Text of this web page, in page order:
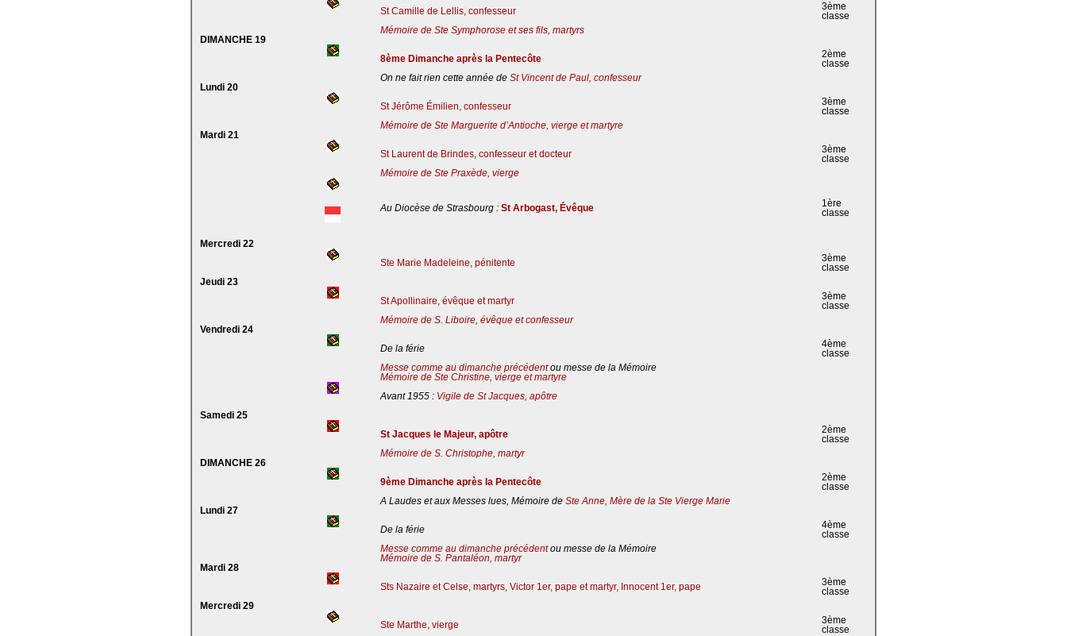
St Camille de Lellis, confesseur
3ème
classe
Mémoire de Ste Symphorose et ses fils, martyrs
DIMANCHE 19
8ème Dimanche après la Pentecôte
2ème
classe
On ne fait rien cette année de St Vincent de Paul, confesseur
Lundi 20
St Jérôme Émilien, confesseur
3ème
classe
Mémoire de Ste Marguerite d’Antioche, vierge et martyre
Mardi 21
St Laurent de Brindes, confesseur et docteur
3ème
classe
Mémoire de Ste Praxède, vierge
Au Diocèse de Strasbourg : St Arbogast, Évêque
1ère
classe
Mercredi 22
Ste Marie Madeleine, pénitente
3ème
classe
Jeudi 23
St Apollinaire, évêque et martyr
3ème
classe
Mémoire de S. Liboire, évêque et confesseur
Vendredi 24
De la férie
4ème
classe
Messe comme au dimanche précédentou messe de la Mémoire
Mémoire de Ste Christine, vierge et martyre
Avant 1955 : Vigile de St Jacques, apôtre
Samedi 25
St Jacques le Majeur, apôtre
2ème
classe
Mémoire de S. Christophe, martyr
DIMANCHE 26
9ème Dimanche après la Pentecôte
2ème
classe
A Laudes et aux Messes lues, Mémoire de Ste Anne, Mère de la Ste Vierge Marie
Lundi 27
De la férie
4ème
classe
Messe comme au dimanche précédentou messe de la Mémoire
Mémoire de S. Pantaléon, martyr
Mardi 28
Sts Nazaire et Celse, martyrs, Victor 1er, pape et martyr, Innocent 1er, pape
3ème
classe
Mercredi 29
Ste Marthe, vierge
3ème
classe